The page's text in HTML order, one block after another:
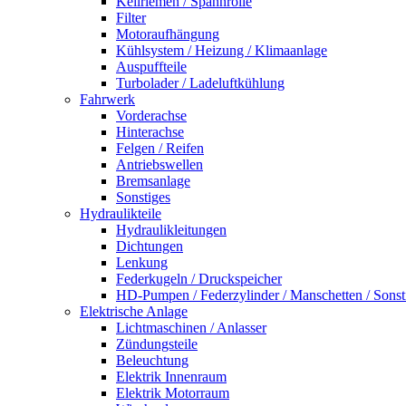
Filter
Motoraufhängung
Kühlsystem / Heizung / Klimaanlage
Auspuffteile
Turbolader / Ladeluftkühlung
Fahrwerk
Vorderachse
Hinterachse
Felgen / Reifen
Antriebswellen
Bremsanlage
Sonstiges
Hydraulikteile
Hydraulikleitungen
Dichtungen
Lenkung
Federkugeln / Druckspeicher
HD-Pumpen / Federzylinder / Manschetten /
Elektrische Anlage
Lichtmaschinen / Anlasser
Zündungsteile
Beleuchtung
Elektrik Innenraum
Elektrik Motorraum